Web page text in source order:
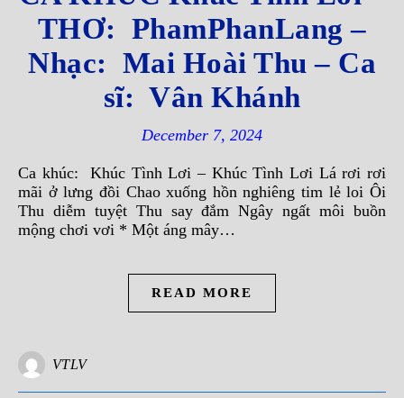
THƠ: PhamPhanLang –
Nhạc: Mai Hoài Thu – Ca
sĩ: Vân Khánh
December 7, 2024
Ca khúc: Khúc Tình Lơi – Khúc Tình Lơi Lá rơi rơi
mãi ở lưng đồi Chao xuống hồn nghiêng tim lẻ loi Ôi
Thu diễm tuyệt Thu say đắm Ngây ngất môi buồn
mộng chơi vơi * Một áng mây…
READ MORE
VTLV